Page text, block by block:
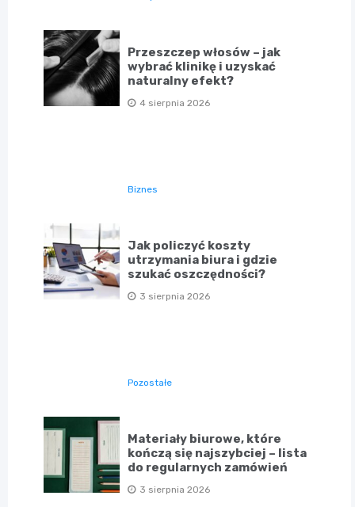
Przeszczep włosów – jak
wybrać klinikę i uzyskać
naturalny efekt?
4 sierpnia 2026
Biznes
Jak policzyć koszty
utrzymania biura i gdzie
szukać oszczędności?
3 sierpnia 2026
Pozostałe
Materiały biurowe, które
kończą się najszybciej – lista
do regularnych zamówień
3 sierpnia 2026